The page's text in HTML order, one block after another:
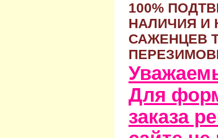
100%
НАЛИЧИЯ И
САЖЕНЦЕВ
Для
заказа